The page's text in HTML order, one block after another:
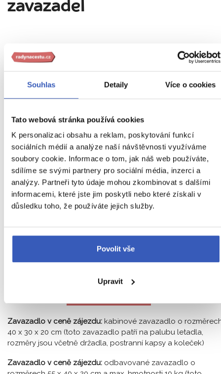
Souhlas Detaily Více o cookies
Tato webová stránka používá cookies
K personalizaci obsahu a reklam, poskytování funkcí
sociálních médií a analýze naší návštěvnosti využíváme
soubory cookie. Informace o tom, jak náš web používáte,
sdílíme se svými partnery pro sociální média, inzerci a
analýzy. Partneři tyto údaje mohou zkombinovat s dalšími
informacemi, které jste jim poskytli nebo které získali v
důsledku toho, že používáte jejich služby.
Povolit vše
Upravit
zavazadel
5
kg
cm
20
Zavazadlo v ceně zájezdu: kabinové zavazadlo o
40 x 30 x 20 cm (toto zavazadlo patří na palubu letadla,
rozměry jsou včetně držadla, postranní kapsy a koleček)
Zavazadlo v ceně zájezdu: odbavované zavazadlo o